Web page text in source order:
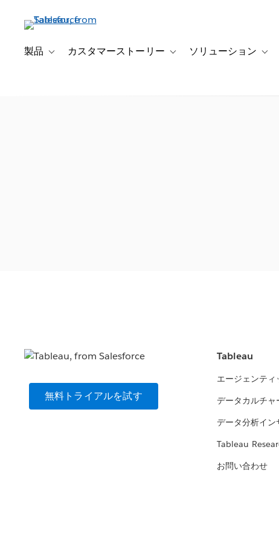
製品 Toggle sub-navigation for 製品
カスタマーストーリー Toggle sub-navigation for カス
ソリューション
無料トライアルを試す
Tableau
エージェンティ
データカルチャ
データ分析イン
Tableau
お問い合わせ